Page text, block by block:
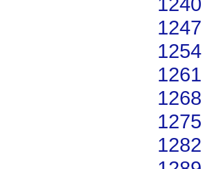
1247
1254
1261
1268
1275
1282